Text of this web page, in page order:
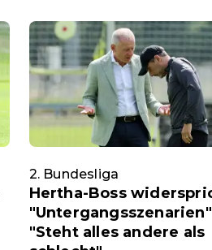
2. Bundesliga
Hertha-Boss
"Steht alles andere als